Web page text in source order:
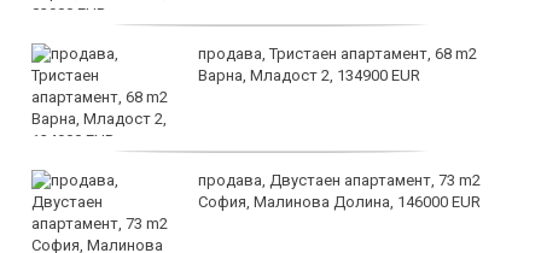
продава, Тристаен апартамент, 68 m2
Варна, Младост 2, 134900 EUR
продава, Двустаен апартамент, 73 m2
София, Малинова Долина, 146000 EUR